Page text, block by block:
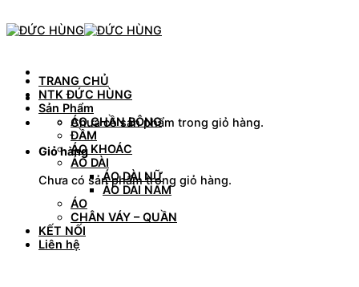
to
content
Chưa có sản phẩm trong giỏ hàng.
Giỏ hàng
Chưa có sản phẩm trong giỏ hàng.
TRANG CHỦ
NTK ĐỨC HÙNG
Sản Phẩm
ÁO CHẦN BÔNG
ĐẦM
ÁO KHOÁC
ÁO DÀI
ÁO DÀI NỮ
ÁO DÀI NAM
ÁO
CHÂN VÁY – QUẦN
KẾT NỐI
Liên hệ